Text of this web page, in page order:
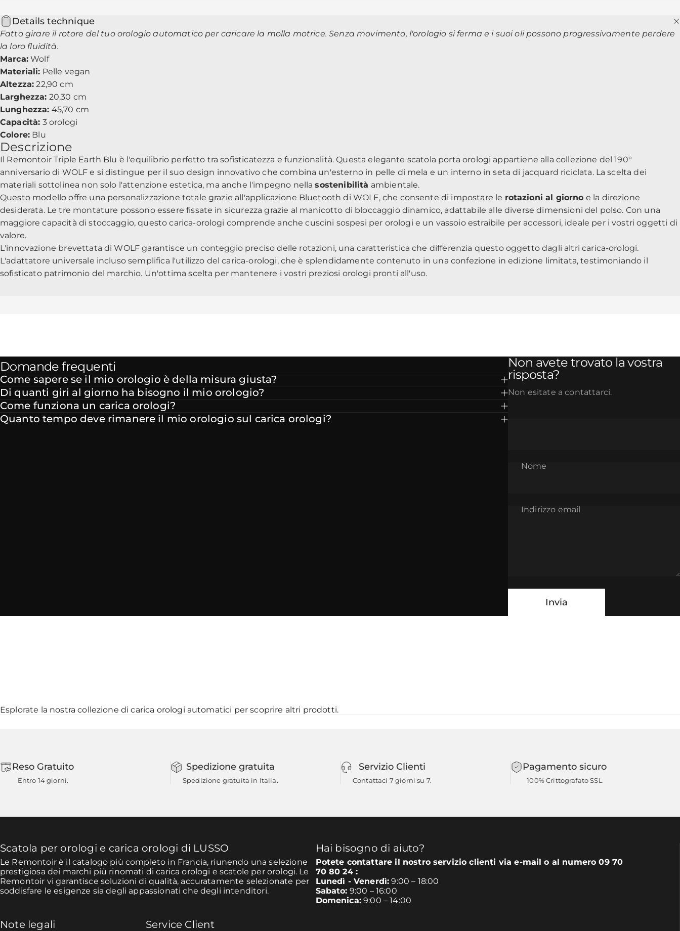
Details technique
Fatto girare il rotore del tuo orologio automatico per caricare la molla motrice. Senza movimento, l'orologio si ferma e i suoi oli possono progressivamente perdere
la loro fluidità.
Marca:Wolf
Materiali: Pelle vegan
Altezza: 22,90 cm
Larghezza: 20,30 cm
Lunghezza: 45,70 cm
Capacità: 3 orologi
Colore: Blu
Descrizione
Il Remontoir Triple Earth Blu è l'equilibrio perfetto tra sofisticatezza e funzionalità. Questa elegante scatola porta orologi appartiene alla collezione del 190°
anniversario di WOLF e si distingue per il suo design innovativo che combina un'esterno in pelle di mela e un interno in seta di jacquard riciclata. La scelta dei
materiali sottolinea non solo l'attenzione estetica, ma anche l'impegno nellasostenibilità ambientale.
Questo modello offre una personalizzazione totale grazie all'applicazione Bluetooth di WOLF, che consente di impostare le rotazioni al giorno e la direzione
desiderata. Le tre montature possono essere fissate in sicurezza grazie al manicotto di bloccaggio dinamico, adattabile alle diverse dimensioni del polso. Con una
maggiore capacità di stoccaggio, questo carica-orologi comprende anche cuscini sospesi per orologi e un vassoio estraibile per accessori, ideale per i vostri oggetti di
valore.
L'innovazione brevettata di WOLF garantisce un conteggio preciso delle rotazioni, una caratteristica che differenzia questo oggetto dagli altri carica-orologi.
L'adattatore universale incluso semplifica l'utilizzo del carica-orologi, che è splendidamente contenuto in una confezione in edizione limitata, testimoniando il
sofisticato patrimonio del marchio. Un'ottima scelta per mantenere i vostri preziosi orologi pronti all'uso.
Domande frequenti
Come sapere se il mio orologio è della misura giusta?
Di quanti giri al giorno ha bisogno il mio orologio?
Come funziona un carica orologi?
Quanto tempo deve rimanere il mio orologio sul carica orologi?
Non avete trovato la vostra
risposta?
Non esitate a contattarci.
Nome
Indirizzo email
Invia
Esplorate la nostra collezione dicarica orologi automatici per scoprire altri prodotti.
Reso Gratuito
Entro 14 giorni.
Spedizione gratuita
Spedizione gratuita in Italia.
Servizio Clienti
Contattaci 7 giorni su 7.
Pagamento sicuro
100% Crittografato SSL
Scatola per orologi e carica orologi di LUSSO
Le Remontoir è il catalogo più completo in Francia, riunendo una selezione
prestigiosa dei marchi più rinomati di carica orologi e scatole per orologi. Le
Remontoir vi garantisce soluzioni di qualità, accuratamente selezionate per
soddisfare le esigenze sia degli appassionati che degli intenditori.
Hai bisogno di aiuto?
Potete contattare il nostro servizio clienti via e-mail o al numero 09 70
70 80 24 :
Lunedì - Venerdì: 9:00 – 18:00
Sabato: 9:00 – 16:00
Domenica:9:00 – 14:00
Note legali Service Client